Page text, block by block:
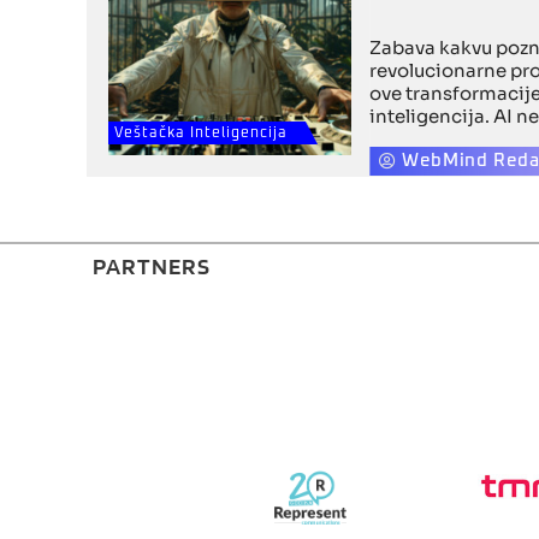
Veštačka Inteligencija
Zabava kakvu
revolucionarne
ove
inteligencija. AI
oblikovanju,
prema ukusima
WebMind
PARTNERS